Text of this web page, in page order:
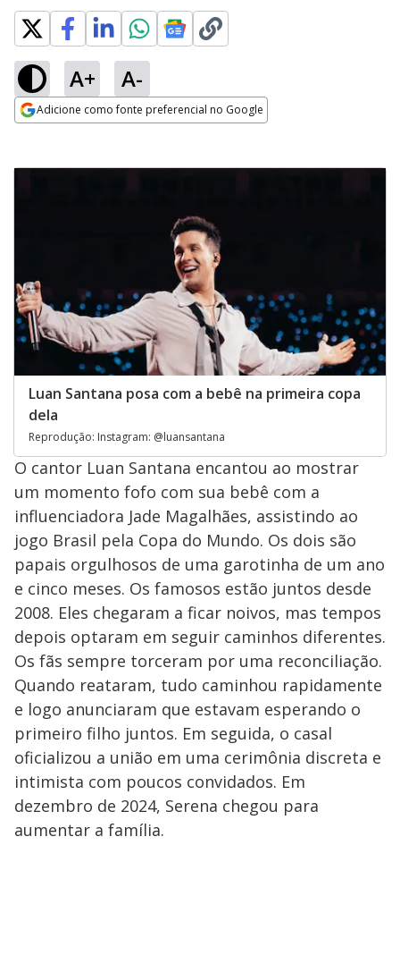
A+ A-
Adicione como fonte preferencial no Google
Luan Santana posa com a bebê na primeira copa
dela
Reprodução: Instagram: @luansantana
O cantor Luan Santana encantou ao mostrar
um momento fofo com sua bebê com a
influenciadora Jade Magalhães, assistindo ao
jogo Brasil pela Copa do Mundo. Os dois são
papais orgulhosos de uma garotinha de um ano
e cinco meses. Os famosos estão juntos desde
2008. Eles chegaram a ficar noivos, mas tempos
depois optaram em seguir caminhos diferentes.
Os fãs sempre torceram por uma reconciliação.
Quando reataram, tudo caminhou rapidamente
e logo anunciaram que estavam esperando o
primeiro filho juntos. Em seguida, o casal
oficializou a união em uma cerimônia discreta e
intimista com poucos convidados. Em
dezembro de 2024, Serena chegou para
aumentar a família.